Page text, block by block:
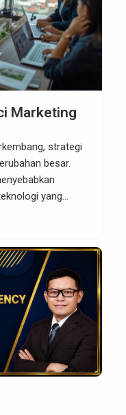
Marketing
strategi
besar.
yang
analisis data
atau agen
bijak kini
dalam
sekadar